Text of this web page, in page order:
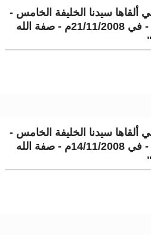
ألقاها سيدنا الخليفة الخامس -
نصره الله تعالى - في 21/11/2008م - صفة الله
ألقاها سيدنا الخليفة الخامس -
نصره الله تعالى - في 14/11/2008م - صفة الله